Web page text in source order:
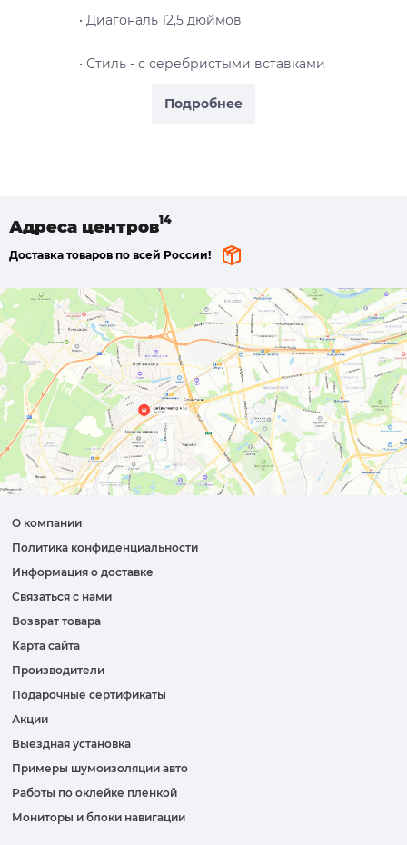
Подробнее
• Диагональ 12,5 дюймов
• Стиль - c серебристыми вставками
Адреса центров
Доставка товаров по всей России!
О компании
Политика конфиденциальности
Информация о доставке
Связаться с нами
Возврат товара
Карта сайта
Производители
Подарочные сертификаты
Акции
Выездная установка
Примеры шумоизоляции авто
Работы по оклейке пленкой
Мониторы и блоки навигации